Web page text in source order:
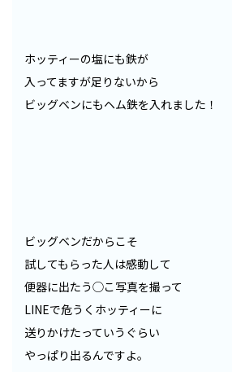
ホッティーの塩にも鉄が
入ってますが足りないから
ビッグベンにもヘム鉄を入れました！
ビッグベンだからこそ
試してもらった人は感動して
便器に出たう◯こ写真を撮って
LINEで危うくホッティーに
送りかけたっていうぐらい
やっぱり出るんですよ。